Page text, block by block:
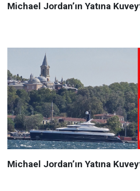
Michael Jordan’ın Yatına
Michael Jordan’ın Yatına